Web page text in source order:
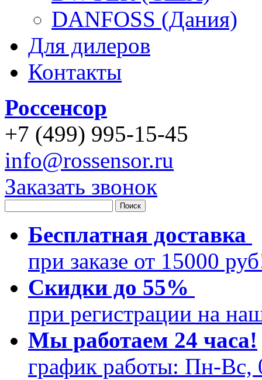
DANFOSS (Дания)
Для дилеров
Контакты
Россенсор
+7 (499) 995-15-45
info@rossensor.ru
Заказать звонок
Бесплатная доставка
при заказе от 15000
Скидки до 55%
при регистрации на
Мы работаем 24 часа!
график работы: Пн-Вс,